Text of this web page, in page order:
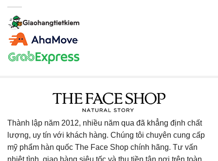
Thành lập năm 2012, nhiều năm qua đã khẳng định chất
lượng, uy tín với khách hàng. Chúng tôi chuyên cung cấp
mỹ phẩm hàn quốc The Face Shop chính hãng. Tư vấn
nhiệt tình, giao hàng siêu tốc và thu tiền tận nơi trên toàn